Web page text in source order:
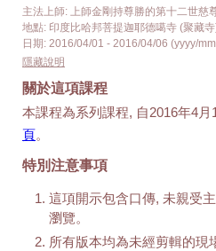
主法上師: 上師金剛持尊勝的第十二世慈
地點: 印度比哈邦菩提迦耶德噶寺 (聚藏
日期: 2016/04/01 - 2016/04/06 (yyyy/
隱藏說明
關於這項課程
本課程為系列課程, 自2016年4
頁。
特別注意事項
這項開示包含口傳, 未親受
瀏覽。
所有版本均為未經剪輯的現